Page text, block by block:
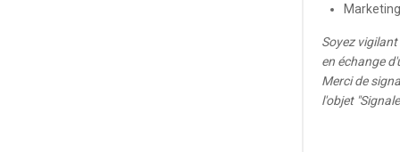
Marketing
Soyez
en échange
Merci de
l'objet